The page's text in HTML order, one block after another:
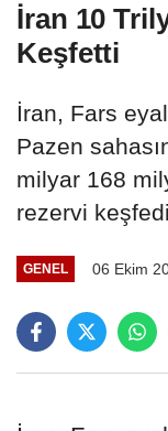
İran 10
Keşfetti
İran, Fars
Pazen
milyar 168
rezervi
GENEL 06 Ekim